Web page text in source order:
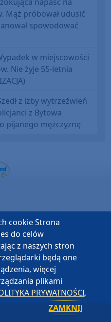
Mąż próbował udusić
spowodować
w miejscowości
Nie żyje 55-letnia
z izby wytrzeźwień
z Bytowa
pijanego mężczyznę
cookie Strona
do celów
z naszych stron
będą one
więcej
plikami
PRYWATNOŚCI.
ZAMKNIJ